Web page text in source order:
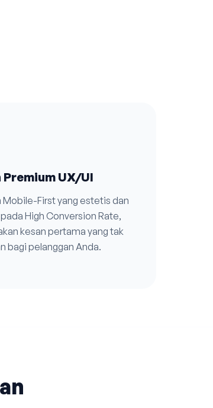
Premium UX/UI
Mobile-First yang estetis dan
High Conversion Rate,
kesan pertama yang tak
bagi pelanggan Anda.